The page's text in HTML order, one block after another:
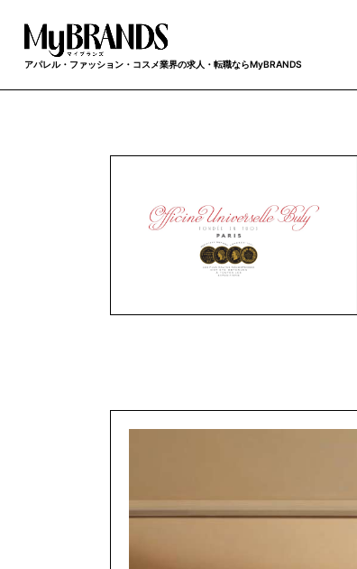
アパレル・ファッション・コスメ業界の求人・転職ならMyBRANDS